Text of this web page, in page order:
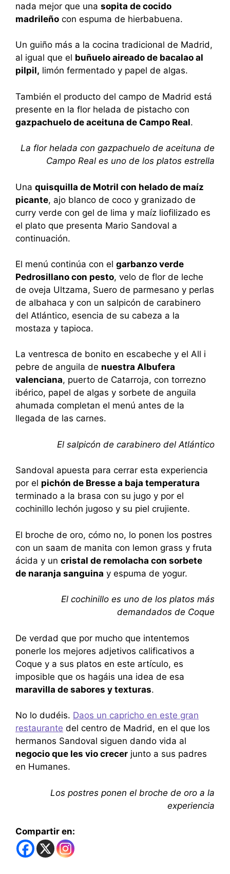
nada mejor que una sopita de cocido
madrileño con espuma de hierbabuena.
Un guiño más a la cocina tradicional de Madrid,
al igual que el buñuelo aireado de bacalao al
pilpil, limón fermentado y papel de algas.
También el producto del campo de Madrid está
presente en la flor helada de pistacho con
gazpachuelo de aceituna de Campo Real.
La flor helada con gazpachuelo de aceituna de
Campo Real es uno de los platos estrella
Una quisquilla de Motril con helado de maíz
picante, ajo blanco de coco y granizado de
curry verde con gel de lima y maíz liofilizado es
el plato que presenta Mario Sandoval a
continuación.
El menú continúa con el garbanzo verde
Pedrosillano con pesto, velo de flor de leche
de oveja Ultzama, Suero de parmesano y perlas
de albahaca y con un salpicón de carabinero
del Atlántico, esencia de su cabeza a la
mostaza y tapioca.
La ventresca de bonito en escabeche y el All i
pebre de anguila de nuestra Albufera
valenciana, puerto de Catarroja, con torrezno
ibérico, papel de algas y sorbete de anguila
ahumada completan el menú antes de la
llegada de las carnes.
El salpicón de carabinero del Atlántico
Sandoval apuesta para cerrar esta experiencia
por el pichón de Bresse a baja temperatura
terminado a la brasa con su jugo y por el
cochinillo lechón jugoso y su piel crujiente.
El broche de oro, cómo no, lo ponen los postres
con un saam de manita con lemon grass y fruta
ácida y un cristal de remolacha con sorbete
de naranja sanguina y espuma de yogur.
El cochinillo es uno de los platos más
demandados de Coque
De verdad que por mucho que intentemos
ponerle los mejores adjetivos calificativos a
Coque y a sus platos en este artículo, es
imposible que os hagáis una idea de esa
maravilla de sabores y texturas.
No lo dudéis. Daos un capricho en este gran
restaurante del centro de Madrid, en el que los
hermanos Sandoval siguen dando vida al
negocio que les vio crecer junto a sus padres
en Humanes.
Los postres ponen el broche de oro a la
experiencia
Compartir en: